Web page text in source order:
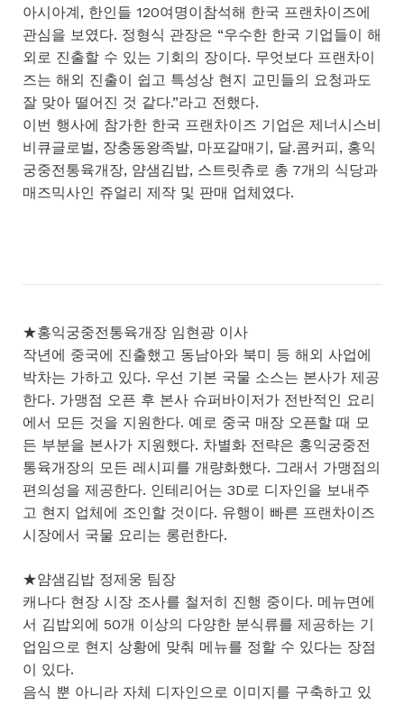
아시아계, 한인들 120여명이참석해 한국 프랜차이즈에
관심을 보였다. 정형식 관장은 “우수한 한국 기업들이 해
외로 진출할 수 있는 기회의 장이다. 무엇보다 프랜차이
즈는 해외 진출이 쉽고 특성상 현지 교민들의 요청과도
잘 맞아 떨어진 것 같다.”라고 전했다.
이번 행사에 참가한 한국 프랜차이즈 기업은 제너시스비
비큐글로벌, 장충동왕족발, 마포갈매기, 달.콤커피, 홍익
궁중전통육개장, 얌샘김밥, 스트릿츄로 총 7개의 식당과
매즈믹사인 쥬얼리 제작 및 판매 업체였다.
★홍익궁중전통육개장 임현광 이사
작년에 중국에 진출했고 동남아와 북미 등 해외 사업에
박차는 가하고 있다. 우선 기본 국물 소스는 본사가 제공
한다. 가맹점 오픈 후 본사 슈퍼바이저가 전반적인 요리
에서 모든 것을 지원한다. 예로 중국 매장 오픈할 때 모
든 부분을 본사가 지원했다. 차별화 전략은 홍익궁중전
통육개장의 모든 레시피를 개량화했다. 그래서 가맹점의
편의성을 제공한다. 인테리어는 3D로 디자인을 보내주
고 현지 업체에 조인할 것이다. 유행이 빠른 프랜차이즈
시장에서 국물 요리는 롱런한다.
★얌샘김밥 정제웅 팀장
캐나다 현장 시장 조사를 철저히 진행 중이다. 메뉴면에
서 김밥외에 50개 이상의 다양한 분식류를 제공하는 기
업임으로 현지 상황에 맞춰 메뉴를 정할 수 있다는 장점
이 있다.
음식 뿐 아니라 자체 디자인으로 이미지를 구축하고 있